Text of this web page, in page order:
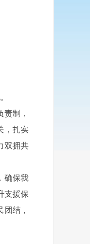
制，
，扎实
双拥共
确保我
支援保
结，